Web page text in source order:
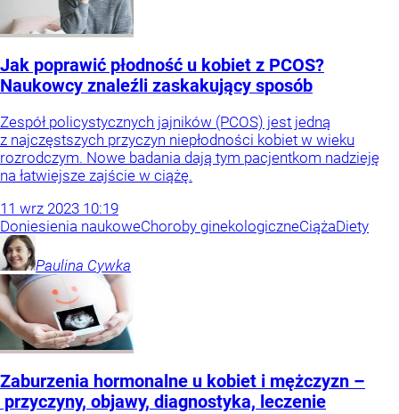
Jak poprawić płodność u kobiet z PCOS?
Naukowcy znaleźli zaskakujący sposób
Zespół policystycznych jajników (PCOS) jest jedną
z najczęstszych przyczyn niepłodności kobiet w wieku
rozrodczym. Nowe badania dają tym pacjentkom nadzieję
na łatwiejsze zajście w ciążę.
11 wrz 2023 10:19
Doniesienia naukoweChoroby ginekologiczneCiążaDiety
Paulina Cywka
Zaburzenia hormonalne u kobiet i mężczyzn –
przyczyny, objawy, diagnostyka, leczenie